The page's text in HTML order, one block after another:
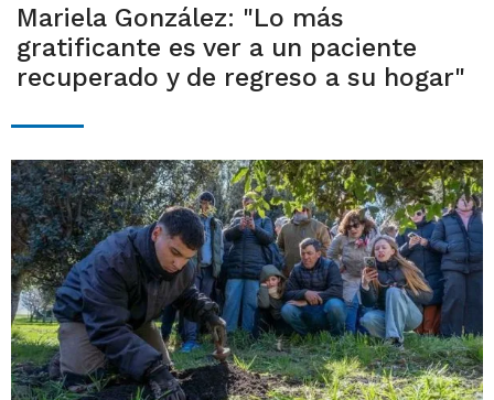
Mariela González: "Lo más
gratificante es ver a un paciente
recuperado y de regreso a su hogar"